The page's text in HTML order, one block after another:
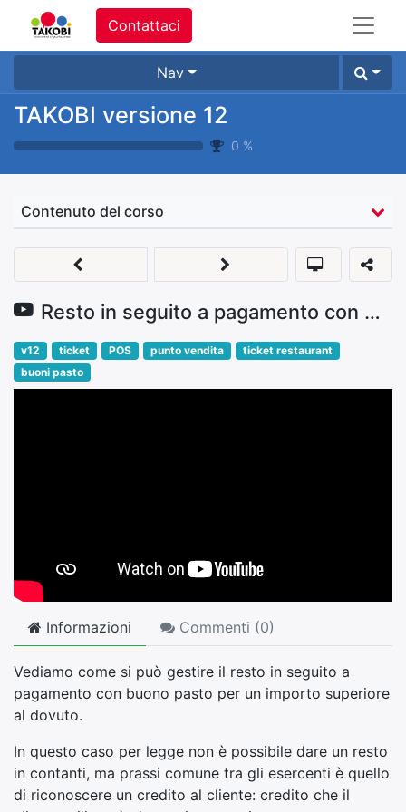
Contattaci
Nav
TAKOBI versione 12
0 %
Contenuto del corso
Resto in seguito a pagamento con buoni pasto
v12 ticket POS punto vendita
ticket restaurant
buoni pasto
Informazioni Commenti (0)
Vediamo come si può gestire il resto in seguito a
pagamento con buono pasto per un importo superiore
al dovuto.
In questo caso per legge non è possibile dare un resto
in contanti, ma prassi comune tra gli esercenti è quello
di riconoscere un credito al cliente: credito che il